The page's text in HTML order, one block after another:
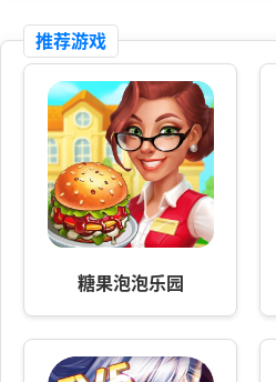
推荐游戏
糖果泡泡乐园